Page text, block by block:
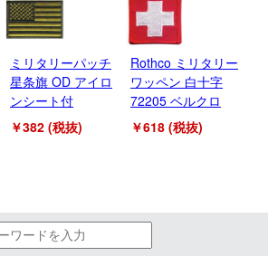
ミリタリーパッチ
星条旗 OD アイロ
ンシート付
￥382 (税抜)
Rothco ミリタリー
ワッペン 白十字
72205 ベルクロ
￥618 (税抜)